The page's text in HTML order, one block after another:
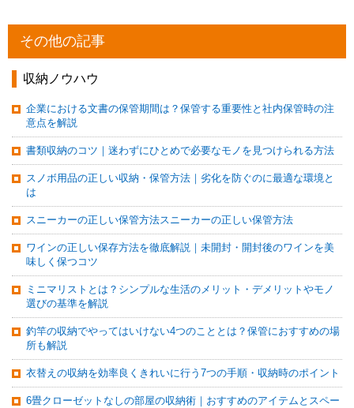
その他の記事
収納ノウハウ
企業における文書の保管期間は？保管する重要性と社内保管時の注
意点を解説
書類収納のコツ｜迷わずにひとめで必要なモノを見つけられる方法
スノボ用品の正しい収納・保管方法｜劣化を防ぐのに最適な環境と
は
スニーカーの正しい保管方法スニーカーの正しい保管方法
ワインの正しい保存方法を徹底解説｜未開封・開封後のワインを美
味しく保つコツ
ミニマリストとは？シンプルな生活のメリット・デメリットやモノ
選びの基準を解説
釣竿の収納でやってはいけない4つのこととは？保管におすすめの場
所も解説
衣替えの収納を効率良くきれいに行う7つの手順・収納時のポイント
6畳クローゼットなしの部屋の収納術｜おすすめのアイテムとスペー